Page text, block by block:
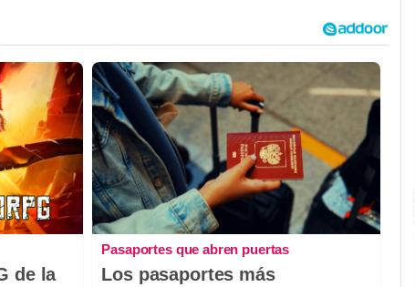
de la
Pasaportes que abren puertas
Los pasaportes más